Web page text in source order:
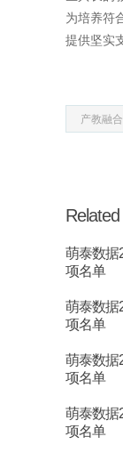
为培养符
提供坚实
产教融合
萌泰数据
项名单
萌泰数据
项名单
萌泰数据
项名单
萌泰数据
项名单